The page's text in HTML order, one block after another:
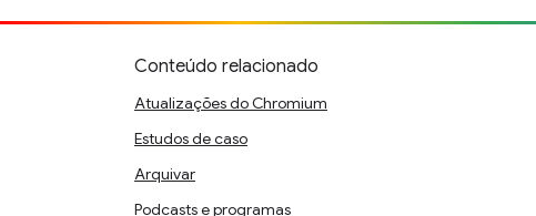
Conteúdo relacionado
Atualizações do Chromium
Estudos de caso
Arquivar
Podcasts e programas